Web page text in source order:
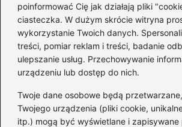
poinformować Cię jak działają pliki
ciasteczka. W dużym skrócie witryna
wykorzystanie Twoich danych.
treści, pomiar reklam i treści, badanie
ulepszanie usług. Przechowywanie
urządzeniu lub dostęp do nich.
Twoje dane osobowe będą
Twojego urządzenia (pliki cookie,
itp.) mogą być wyświetlane i zapisywane
Co warto zjeść po
aby w pełni wykorzystać
2026-04-26